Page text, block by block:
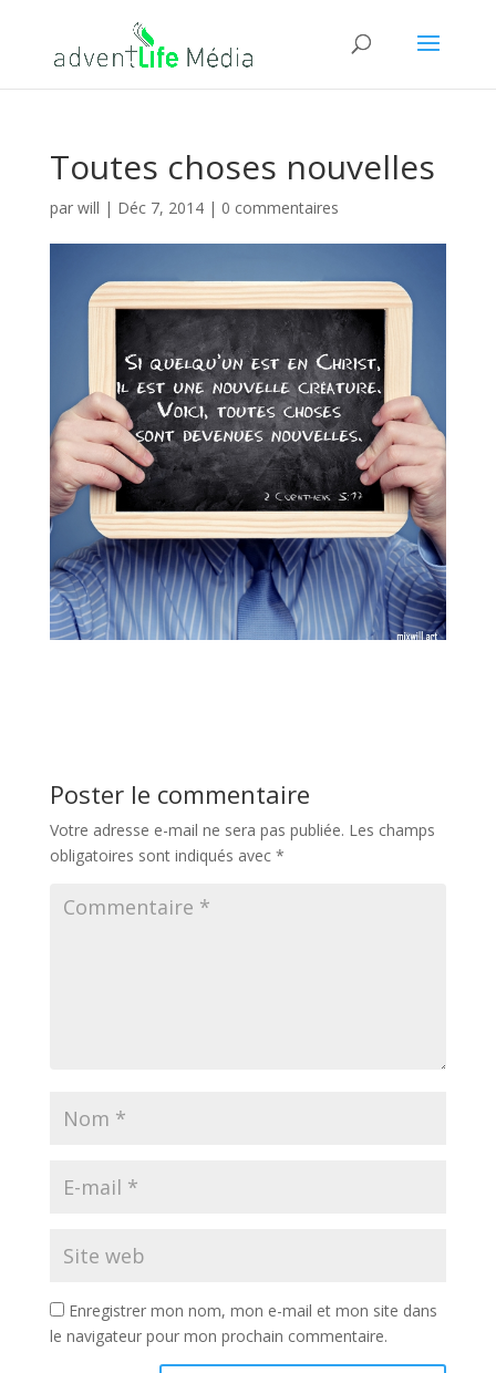
Toutes choses nouvelles
par will | Déc 7, 2014| 0 commentaires
Poster le commentaire
Votre adresse e-mail ne sera pas publiée. Les champs
obligatoires sont indiqués avec *
Enregistrer mon nom, mon e-mail et mon site dans
le navigateur pour mon prochain commentaire.